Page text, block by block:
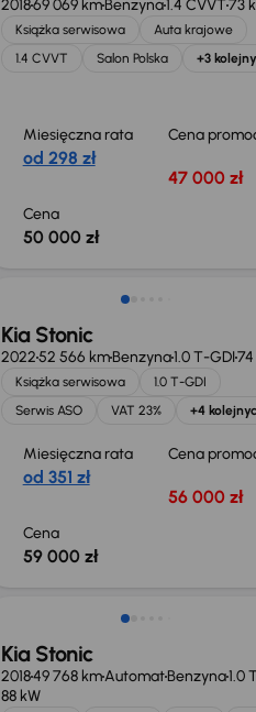
201869 069 kmBenzyna1.4 CVVT73
Książka serwisowa
Auta krajowe
1.4 CVVT
Salon Polska +3
Miesięczna rata
od 298 zł
Cena
47 000 zł
Cena
50 000 zł
Extra zniżka 3 350 zł
Kia Stonic
202252 566 kmBenzyna1.0 T-GDI74
Książka serwisowa
1.0 T-GDI
Serwis ASO
VAT 23% +4
Miesięczna rata
od 351 zł
Cena
56 000 zł
Cena
59 000 zł
Kia Stonic
201849 768 kmAutomatBenzyna1.0
88 kW